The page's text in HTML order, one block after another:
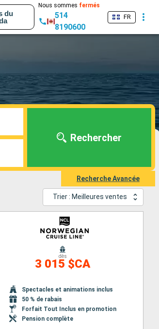
du
Nous sommes fermés
514
8190600
FR
Rechercher
Recherche Avancée
Trier : Meilleures ventes
dès
3 015 $CA
Spectacles et animations inclus
50 % de rabais
Forfait Tout Inclus en promotion
Pension complète